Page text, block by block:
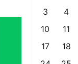
3
4
10
11
17
18